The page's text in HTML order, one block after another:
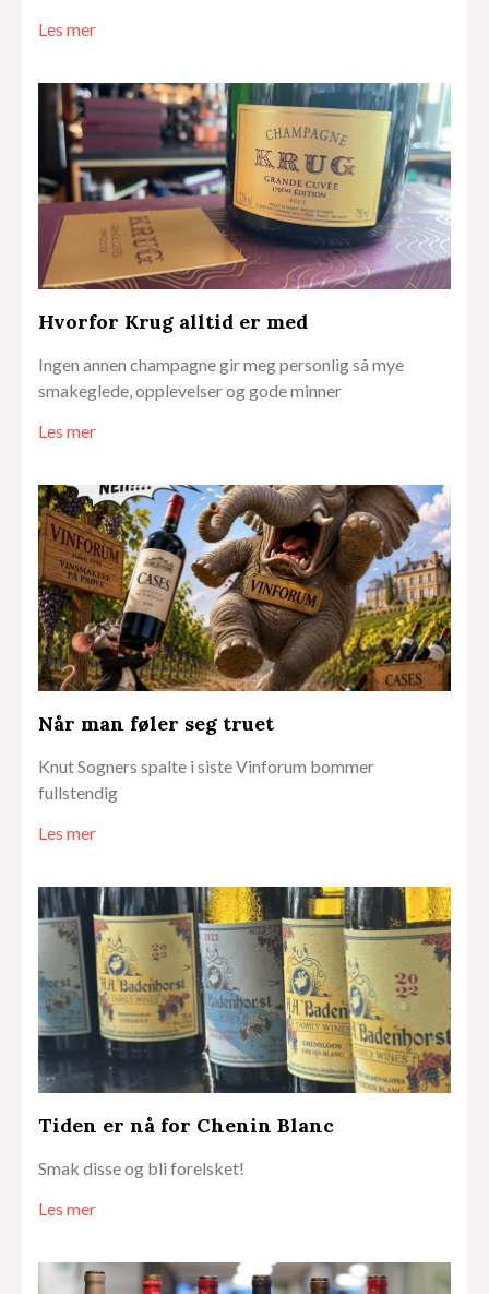
Les mer
Hvorfor Krug alltid er med
Ingen annen champagne gir meg personlig så mye
smakeglede, opplevelser og gode minner
Les mer
Når man føler seg truet
Knut Sogners spalte i siste Vinforum bommer
fullstendig
Les mer
Tiden er nå for Chenin Blanc
Smak disse og bli forelsket!
Les mer